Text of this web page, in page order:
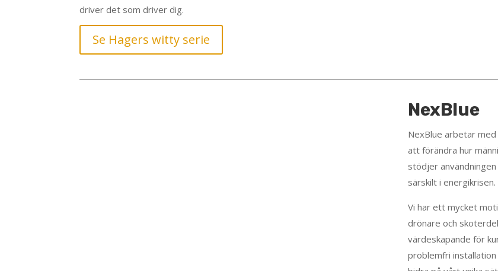
driver det som driver dig.
Se Hagers witty serie
NexBlue
NexBlue arbetar
att förändra hur
stödjer
särskilt i energikrisen.
Vi har ett mycket
drönare och
värdeskapande för
problemfri installation